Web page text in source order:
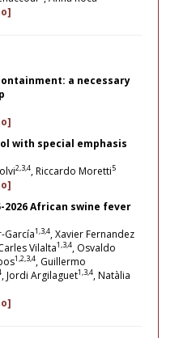
a necessary
with special emphasis
2,3,4, Riccardo Moretti5
2026 African swine fever
García1,3,4, Xavier Fernandez
Vilalta1,3,4, Osvaldo
1,2,3,4, Guillermo
, Jordi Argilaguet1,3,4, Natàlia